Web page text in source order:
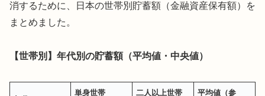
消するために、日本の世帯別貯蓄額（金融資産保有額）を
まとめました。
【世帯別】年代別の貯蓄額（平均値・中央値）
単身世帯
二人以上世帯
平均値（参